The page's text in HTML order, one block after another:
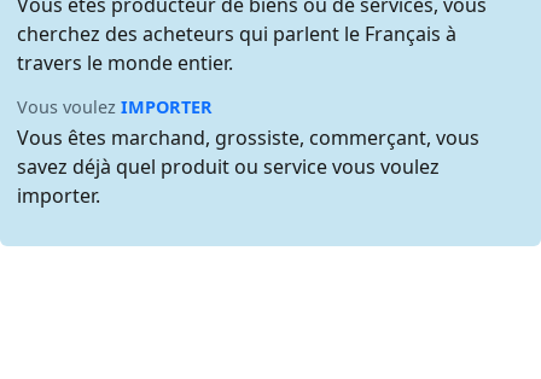
cherchez des acheteurs qui parlent le Français à
travers le monde entier.
Vous voulezIMPORTER
Vous êtes marchand, grossiste, commerçant, vous
savez déjà quel produit ou service vous voulez
importer.